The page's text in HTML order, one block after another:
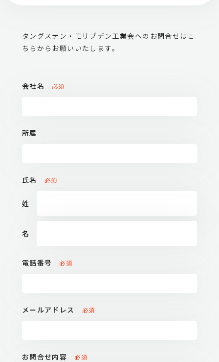
タングステン・モリブデン工業会へのお問合せはこ
ちらからお願いいたします。
会社名 必須
所属
氏名 必須
姓
名
電話番号 必須
メールアドレス 必須
お問合せ内容 必須